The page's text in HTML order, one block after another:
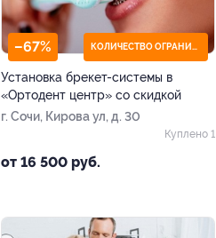
–67% КОЛИЧЕСТВО ОГРАНИЧЕНО
Установка брекет-системы в
«Ортодент центр» со скидкой
г. Сочи, Кирова ул, д. 30
от 16 500 руб.
Куплено 1